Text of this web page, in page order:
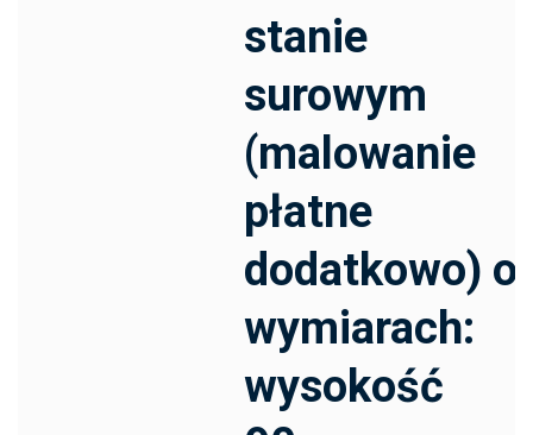
stanie
surowym
(malowanie
płatne
dodatkowo) o
wymiarach:
wysokość